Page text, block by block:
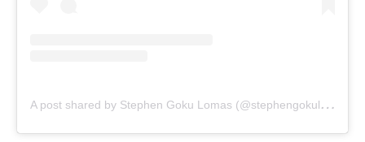
A
post shared by Stephen Goku Lomas (@stephengokulomas)